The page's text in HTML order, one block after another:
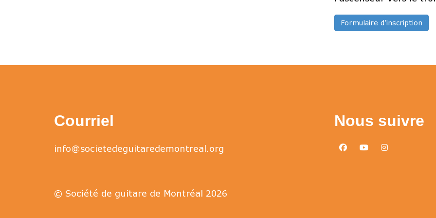
Formulaire d’inscription
Courriel
info@societedeguitaredemontreal.org
Nous suivre
facebookyoutubeinstagram
© Société de guitare de Montréal 2026